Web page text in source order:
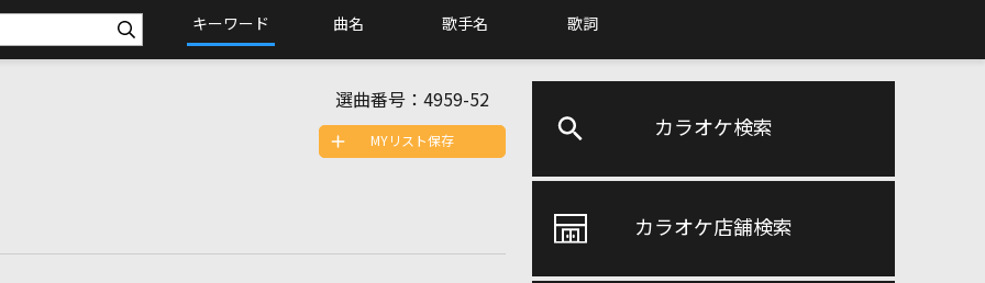
キーワード 曲名 歌手名 歌詞
カラオケ検索
カラオケ店舗検索
選曲番号： 4959-52
MYリスト保存